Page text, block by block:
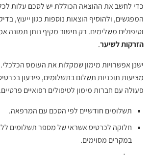
כדי לחשב את ההוצאה הכוללת יש לסכם עלות
המפגשים, ולהוסיף הוצאות נוספות כגון ייעוץ,
וטיפולים משלימים. רק חישוב מקיף נותן תמונה
הזרקות לשיער.
ישנן אפשרויות מימון שמקלות את העומס
מציעות תוכניות תשלום בתשלומים, פירעון
פעולה עם חברות מימון לטיפולים רפואיים פרטיים.
תשלומים חודשיים לפי הסכם עם המרפאה.
חלוקה לכרטיס אשראי של מספר תשלומים
במקרים מסוימים.